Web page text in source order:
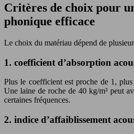
Critères de choix pour
phonique efficace
Le choix du matériau dépend de
1. coefficient d’absorption
Plus le coefficient est proche de 1,
Une laine de roche de 40 kg/m³ peut
certaines fréquences.
2. indice d’affaiblissement